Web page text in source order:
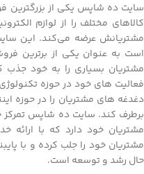
سایت ده شاپس یکی از بزرگترین
کالاهای مختلف را از لوازم
مشتریانش عرضه می‌کند. این
است به عنوان یکی از برترین
مشتریان بسیاری را به خود
فعالیت های خود در حوزه
دغدغه های مشتریان را در حوزه
برطرف کند. سایت ده شاپس تمرکز
مشتریان خود دارد که با ارائه
مشتریان خود را جلب کرده و با
حال رشد و توسعه است.